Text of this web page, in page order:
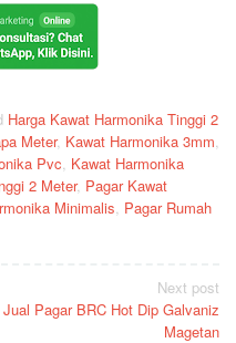
Harga Kawat Harmonika Tinggi 2
Meter, Kawat Harmonika 3mm,
Pvc, Kawat Harmonika
2 Meter, Pagar Kawat
Minimalis, Pagar Rumah
Next post
Jual Pagar BRC Hot Dip Galvaniz
Magetan